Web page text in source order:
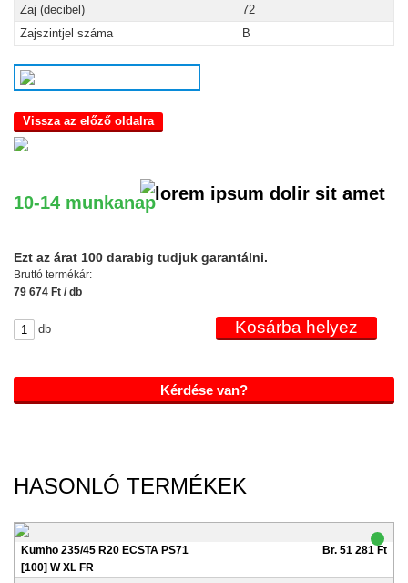
Zaj (decibel)
72
Zajszintjel száma
B
Vissza az előző oldalra
10-14 munkanap
Ezt az árat 100 darabig tudjuk garantálni.
Bruttó termékár:
79 674 Ft / db
db
Kérdése van?
HASONLÓ TERMÉKEK
Kumho 235/45 R20 ECSTA PS71
[100] W XL FR
Br. 51 281 Ft